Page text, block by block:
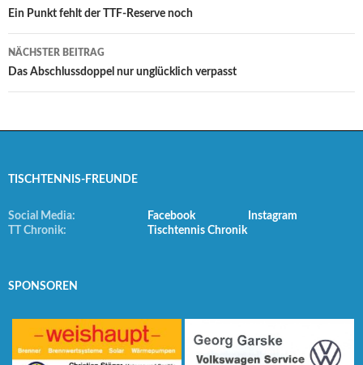
Navigation
Ein Punkt fehlt der TTF-Reserve noch
NÄCHSTER BEITRAG
Das Abschlussdoppel nur unglücklich verpasst
TISCHTENNIS-FREUNDE
Social Media: Facebook
Instagram
TT Chronik:
Tischtennis Chronik
SPONSOREN